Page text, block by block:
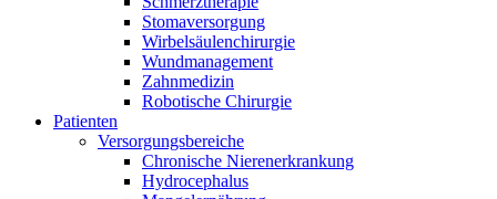
Gut zu wissen
MDR, eIFU & Co. – hier finden Sie nützliche Informationen
rund um unsere Produkte.
Im Dialog mit B. Braun. Hier treten Sie mit uns in
Verbindung.
Stomaversorgung
Wirbelsäulenchirurgie
Wundmanagement
Zahnmedizin
Robotische Chirurgie
Patienten
Versorgungsbereiche
Chronische Nierenerkrankung
Hydrocephalus